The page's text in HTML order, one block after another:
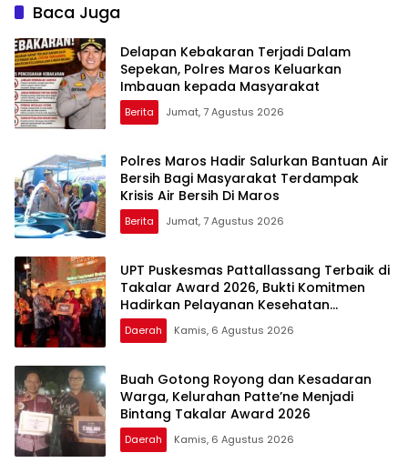
Baca Juga
Delapan Kebakaran Terjadi Dalam
Sepekan, Polres Maros Keluarkan
Imbauan kepada Masyarakat
Berita Jumat, 7 Agustus 2026
Polres Maros Hadir Salurkan Bantuan Air
Bersih Bagi Masyarakat Terdampak
Krisis Air Bersih Di Maros
Berita Jumat, 7 Agustus 2026
UPT Puskesmas Pattallassang Terbaik di
Takalar Award 2026, Bukti Komitmen
Hadirkan Pelayanan Kesehatan
Berkualitas
Daerah Kamis, 6 Agustus 2026
Buah Gotong Royong dan Kesadaran
Warga, Kelurahan Patte’ne Menjadi
Bintang Takalar Award 2026
Daerah Kamis, 6 Agustus 2026